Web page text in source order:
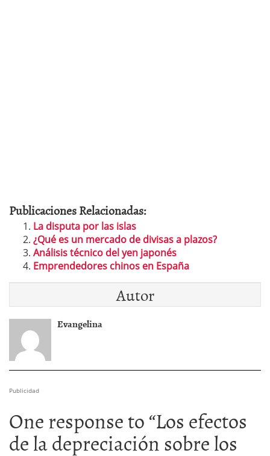
Publicaciones Relacionadas:
La disputa por las islas
¿Qué es un mercado de divisas a plazos?
Análisis técnico del yen japonés
Emprendedores chinos en España
Autor
Evangelina
Publicidad
One response to “Los efectos
de la depreciación sobre los